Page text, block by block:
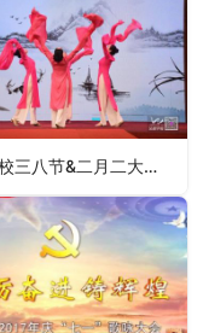
吴越学校三八节&二月二大型公益活动